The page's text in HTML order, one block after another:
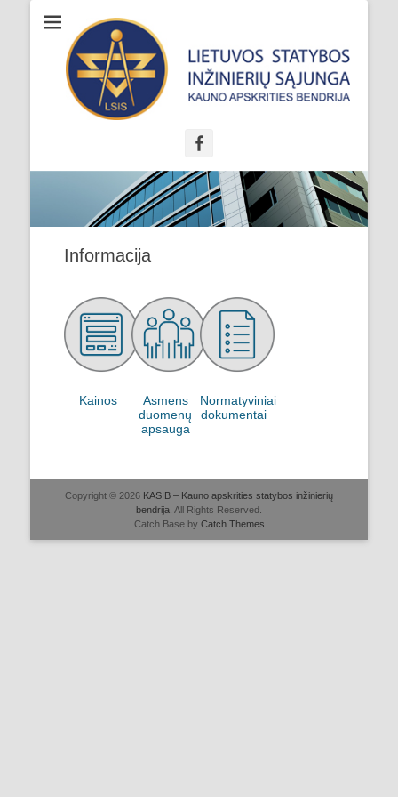
apskrities
statybos inžinierių
bendrija
Informacija
Kainos
Asmens
duomenų
apsauga
Normatyviniai
dokumentai
Copyright © 2026 KASIB – Kauno apskrities statybos inžinierių
bendrija . All Rights Reserved.
Catch Base by Catch Themes